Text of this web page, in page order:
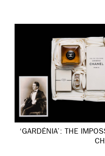
‘GARDÉNIA’: THE